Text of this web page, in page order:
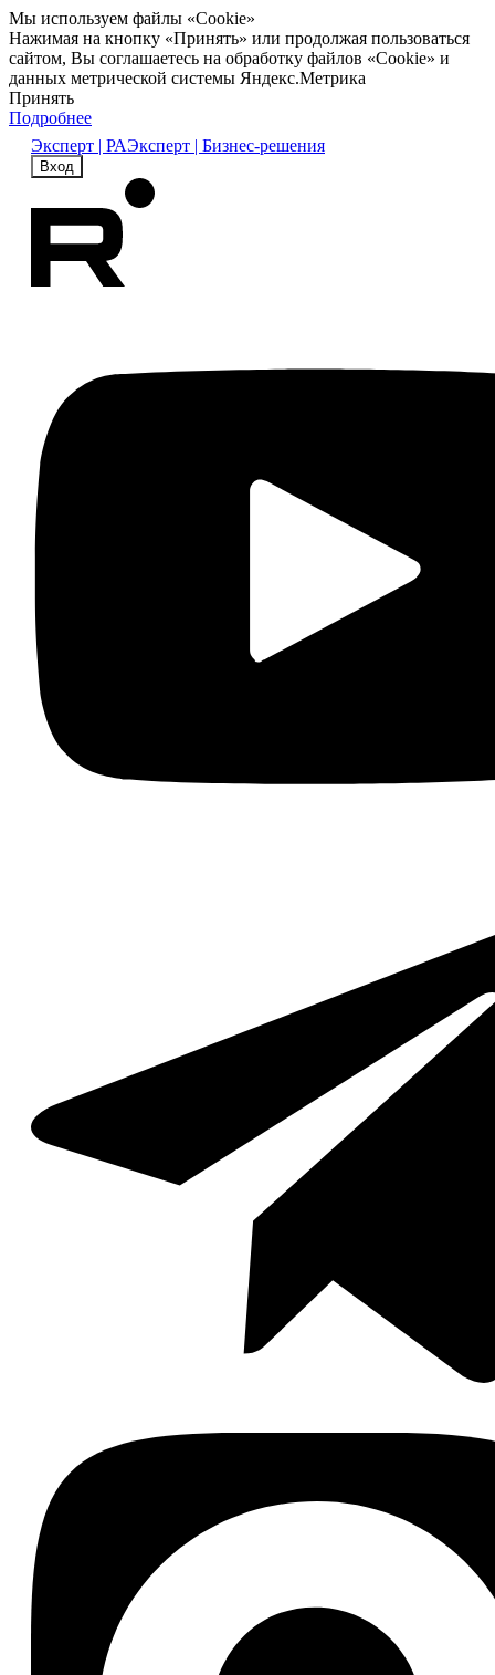
Мы используем файлы «Cookie»
Нажимая на кнопку «Принять» или продолжая пользоваться
сайтом, Вы соглашаетесь на обработку файлов «Cookie» и
данных метрической системы Яндекс.Метрика
Принять
Подробнее
Эксперт | РАЭксперт | Бизнес-решения
Вход